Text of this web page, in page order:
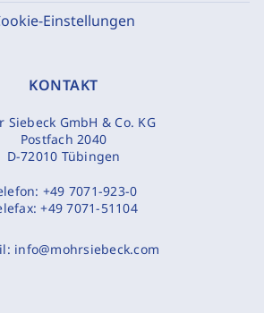
Einstellungen
KONTAKT
Siebeck GmbH & Co. KG
Postfach 2040
D-72010 Tübingen
+49 7071-923-0
+49 7071-51104
info@mohrsiebeck.com